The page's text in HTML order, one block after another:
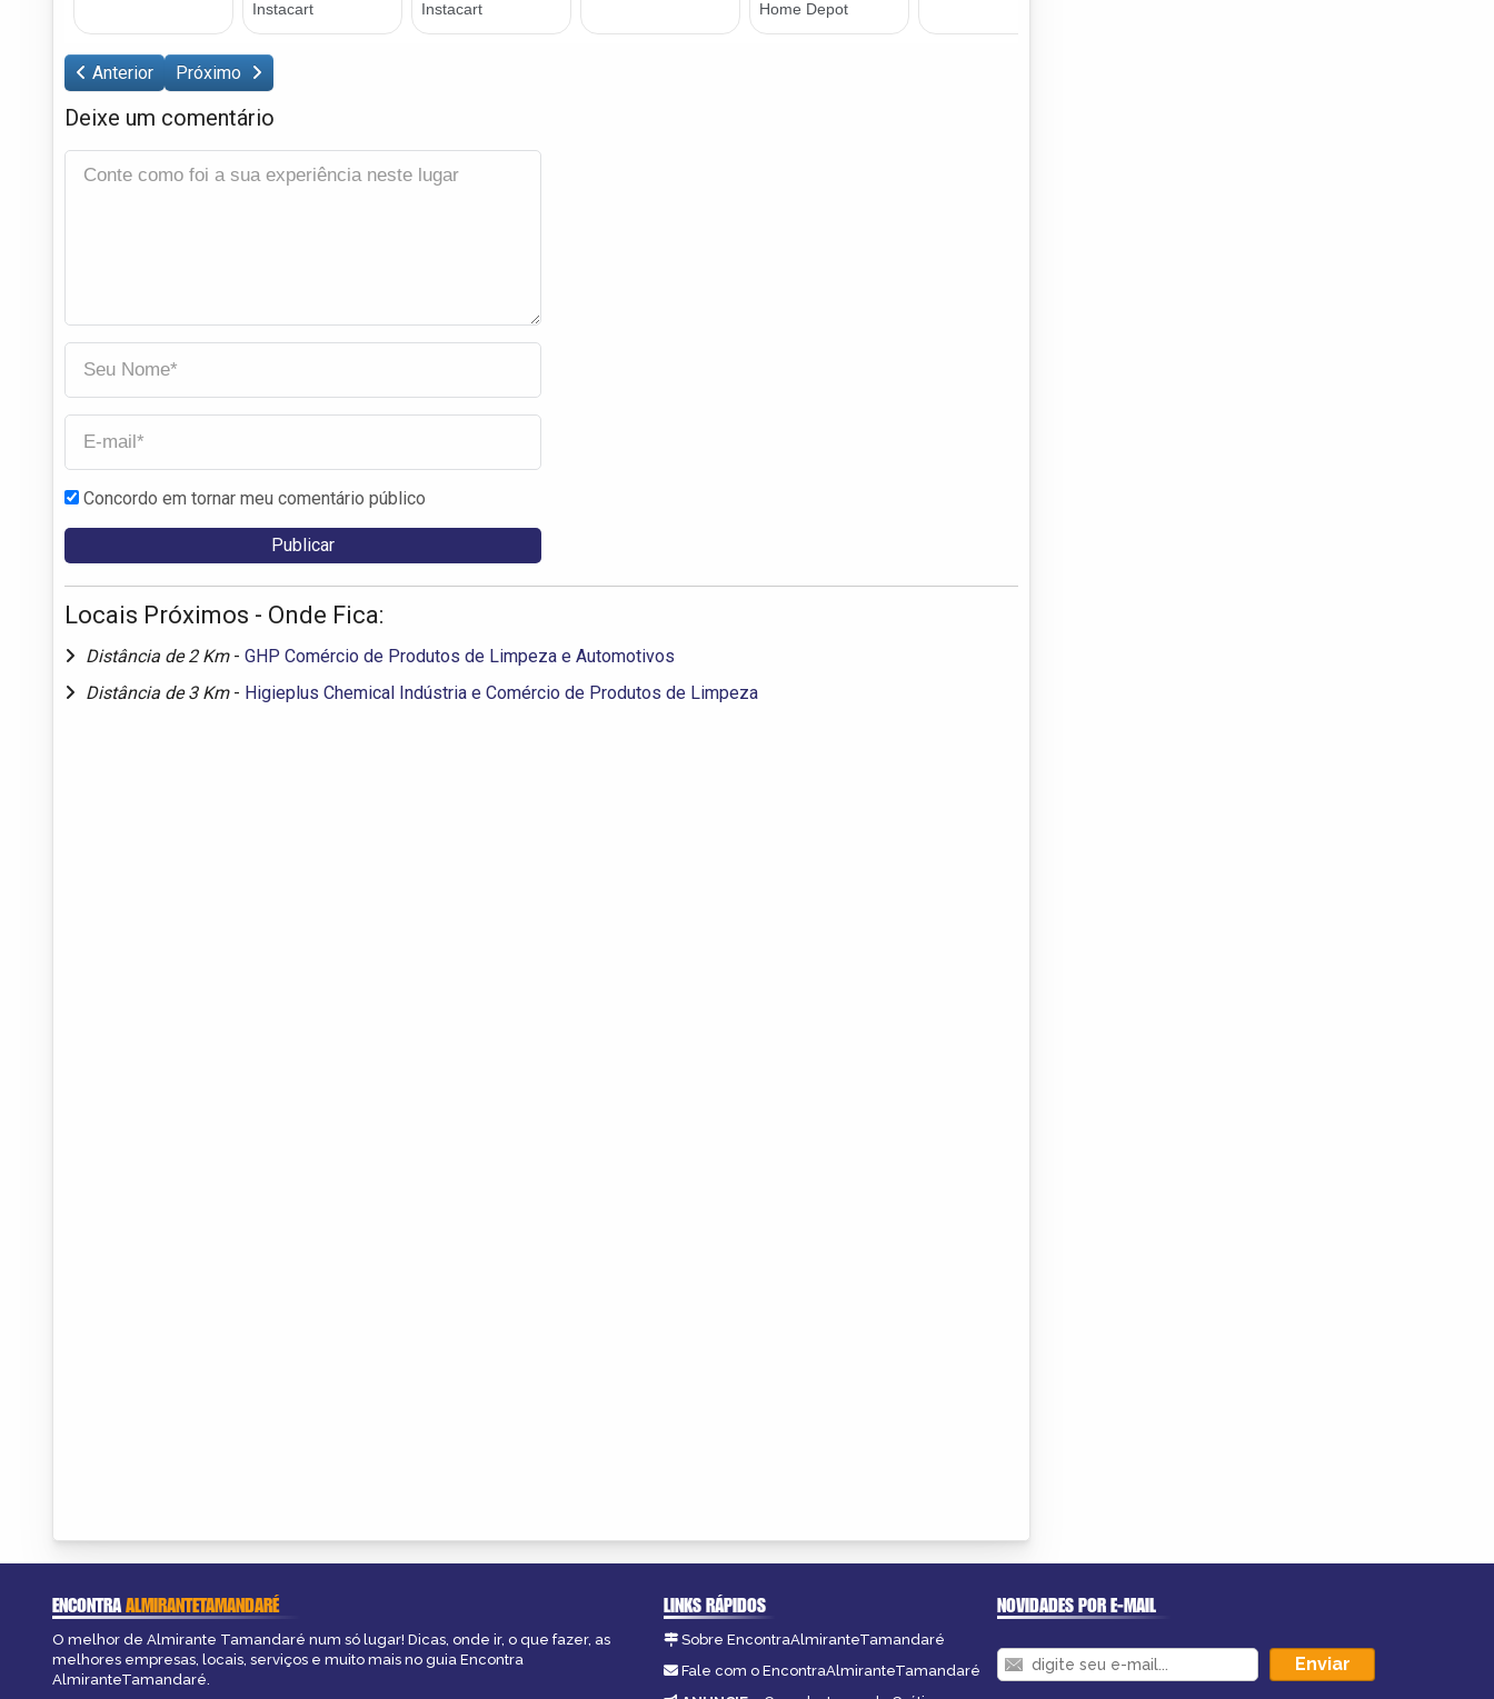
Anterior Próximo
Deixe um comentário
Concordo em tornar meu comentário público
Locais Próximos - Onde Fica:
Distância de 2 Km - GHP Comércio de Produtos de Limpeza e Automotivos
Distância de 3 Km - Higieplus Chemical Indústria e Comércio de Produtos de Limpeza
ENCONTRAALMIRANTETAMANDARÉ
O melhor de Almirante Tamandaré num só lugar! Dicas, onde ir, o que fazer, as
melhores empresas, locais, serviços e muito mais no guia Encontra
AlmiranteTamandaré.
LINKS RÁPIDOS
Sobre EncontraAlmiranteTamandaré
Fale com o EncontraAlmiranteTamandaré
NOVIDADES POR E-MAIL